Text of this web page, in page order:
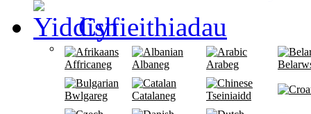
Cyfieithiadau
Affricaneg Albaneg Arabeg
Bwlgareg Catalaneg Tseiniaidd